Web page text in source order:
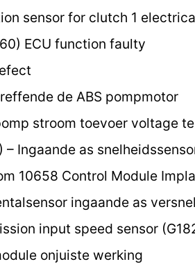
sensor for clutch 1
ECU function faulty
de ABS pompmotor
stroom toevoer voltage
– Ingaande as
10658 Control Module
ingaande as
input speed sensor
onjuiste werking